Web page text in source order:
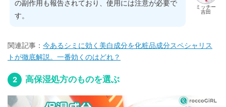
ミッチー
吉田
の副作用も報告されており、使用には注意が必要で
す。
関連記事： 今あるシミに効く美白成分を化粧品成分スペシャリス
トが徹底解説。一番効くのはどれ？
高保湿処方のものを選ぶ